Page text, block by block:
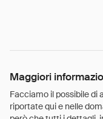
Maggiori
Facciamo il possibile di
riportate qui e nelle